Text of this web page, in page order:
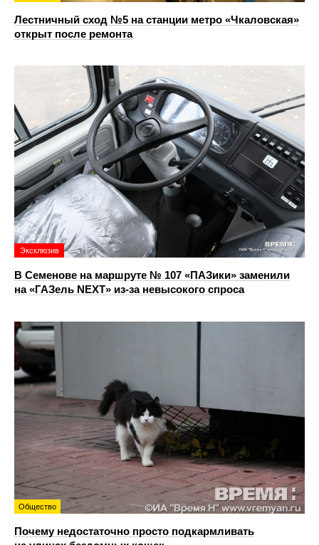
Лестничный сход №5 на станции метро «Чкаловская»
открыт после ремонта
Эксклюзив
В Семенове на маршруте № 107 «ПАЗики» заменили
на «ГАЗель NEXT» из‑за невысокого спроса
Общество
Почему недостаточно просто подкармливать